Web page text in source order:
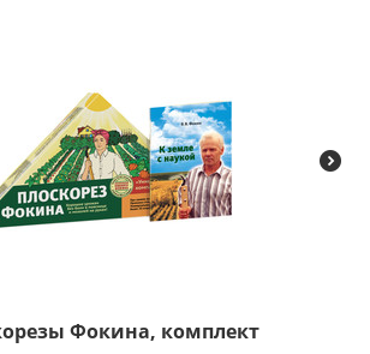
Фокина, комплект